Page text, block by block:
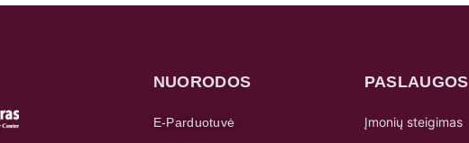
NUORODOS
E-Parduotuvė
PASLAUGOS
Įmonių steigimas